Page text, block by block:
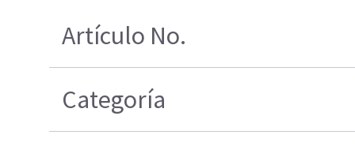
Artículo No.
Categoría